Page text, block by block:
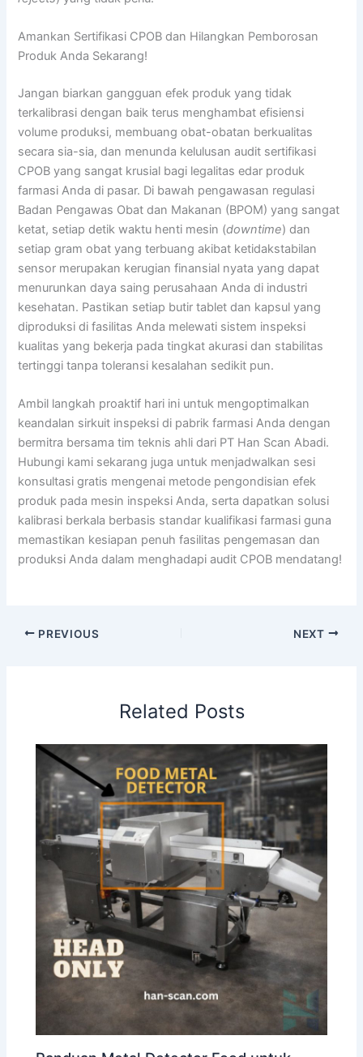
Amankan Sertifikasi CPOB dan Hilangkan Pemborosan
Produk Anda Sekarang!
Jangan biarkan gangguan efek produk yang tidak
terkalibrasi dengan baik terus menghambat efisiensi
volume produksi, membuang obat-obatan berkualitas
secara sia-sia, dan menunda kelulusan audit sertifikasi
CPOB yang sangat krusial bagi legalitas edar produk
farmasi Anda di pasar. Di bawah pengawasan regulasi
Badan Pengawas Obat dan Makanan (BPOM) yang sangat
ketat, setiap detik waktu henti mesin (downtime) dan
setiap gram obat yang terbuang akibat ketidakstabilan
sensor merupakan kerugian finansial nyata yang dapat
menurunkan daya saing perusahaan Anda di industri
kesehatan. Pastikan setiap butir tablet dan kapsul yang
diproduksi di fasilitas Anda melewati sistem inspeksi
kualitas yang bekerja pada tingkat akurasi dan stabilitas
tertinggi tanpa toleransi kesalahan sedikit pun.
Ambil langkah proaktif hari ini untuk mengoptimalkan
keandalan sirkuit inspeksi di pabrik farmasi Anda dengan
bermitra bersama tim teknis ahli dari PT Han Scan Abadi.
Hubungi kami sekarang juga untuk menjadwalkan sesi
konsultasi gratis mengenai metode pengondisian efek
produk pada mesin inspeksi Anda, serta dapatkan solusi
kalibrasi berkala berbasis standar kualifikasi farmasi guna
memastikan kesiapan penuh fasilitas pengemasan dan
produksi Anda dalam menghadapi audit CPOB mendatang!
PREVIOUS NEXT
Related Posts